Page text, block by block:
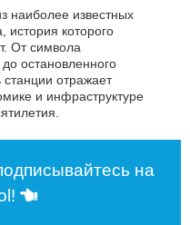
наиболее известных
история которого
От символа
остановленного
станции отражает
и инфраструктуре
на